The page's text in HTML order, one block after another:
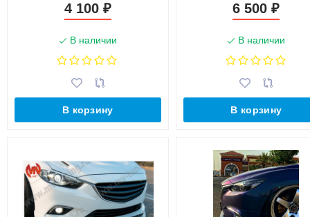
4 100 ₽
В наличии
В корзину
6 500₽
В наличии
В корзину